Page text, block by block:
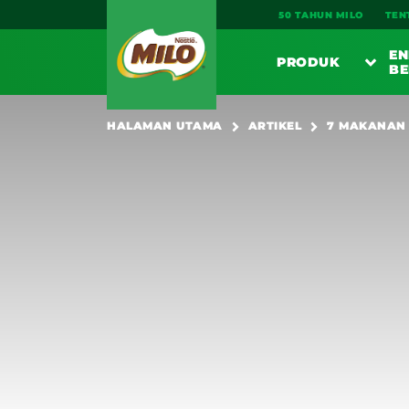
50 TAHUN MILO
PRODUK
HALAMAN UTAMA ARTIKEL 7 MAKANAN